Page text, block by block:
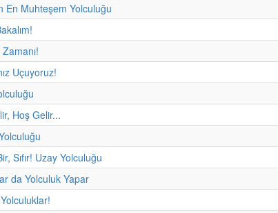
En Muhteşem Yolculuğu
Uçuyoruz!
Hoş Gelir...
Sıfır! Uzay Yolculuğu
da Yolculuk Yapar
Yolculuklar!